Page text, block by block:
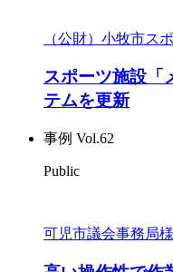
（公財）小牧市ス
スポーツ施設「
テムを更新
事例 Vol.62
Public
可児市議会事務局様